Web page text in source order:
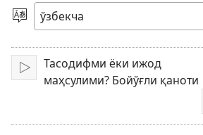
ижро
этиш
Тилни
танлаш
Тинглаш
Тасодифми ёки ижод
маҳсулими? Бойўғли қаноти